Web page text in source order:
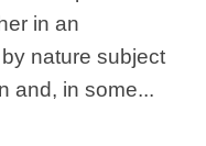
in an
nature subject
and, in some...